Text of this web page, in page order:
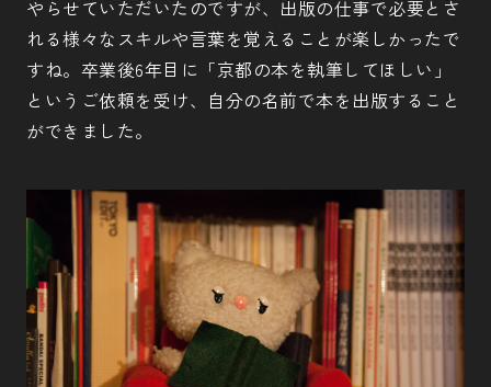
やらせていただいたのですが、出版の仕事で必要とさ
れる様々なスキルや言葉を覚えることが楽しかったで
すね。卒業後6年目に「京都の本を執筆してほしい」
というご依頼を受け、自分の名前で本を出版すること
ができました。